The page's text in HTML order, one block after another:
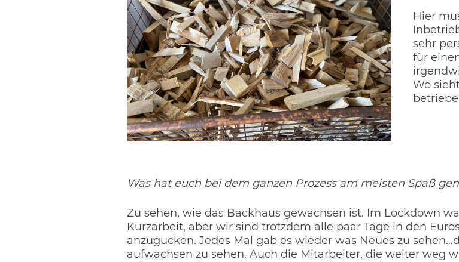
Hier
sehr
für
Wo
Was hat euch bei dem ganzen Prozess am meisten Spaß
Zu sehen, wie das Backhaus gewachsen ist. Im Lockdown
Kurzarbeit, aber wir sind trotzdem alle paar Tage in den
anzugucken. Jedes Mal gab es wieder was Neues zu
aufwachsen zu sehen. Auch die Mitarbeiter, die weiter weg